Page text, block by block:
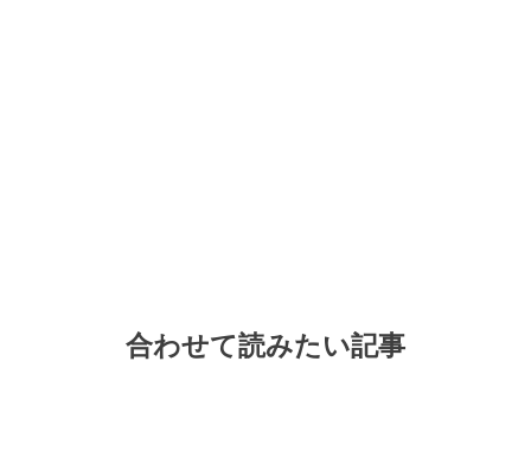
合わせて読みたい記事